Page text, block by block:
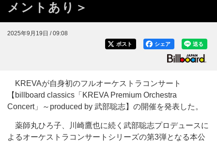
メントあり＞
2025年9月19日 / 09:08
送る
シェア
ポスト
KREVAが自身初のフルオーケストラコンサート
【billboard classics「KREVA Premium Orchestra
Concert」～produced by 武部聡志】の開催を発表した。
薬師丸ひろ子、川崎鷹也に続く武部聡志プロデュースに
よるオーケストラコンサートシリーズの第3弾となる本公